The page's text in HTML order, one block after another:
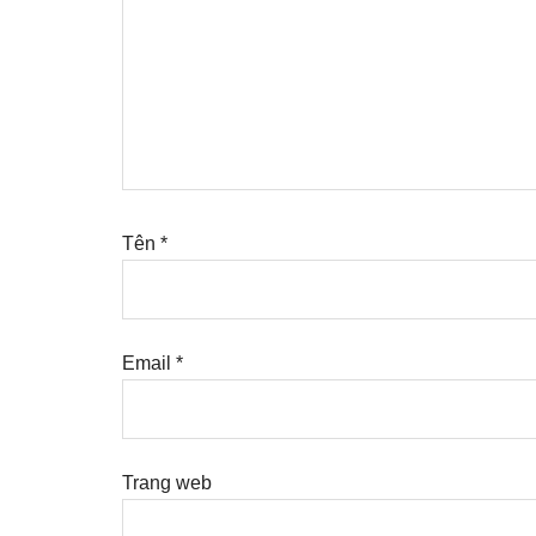
Tên *
Email *
Trang web